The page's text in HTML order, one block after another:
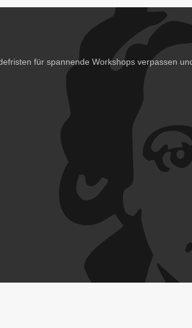
für spannende Workshops verpassen